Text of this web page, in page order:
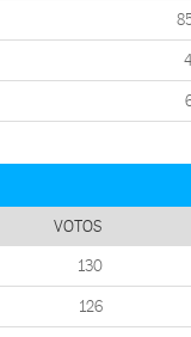
VOTOS
130
126